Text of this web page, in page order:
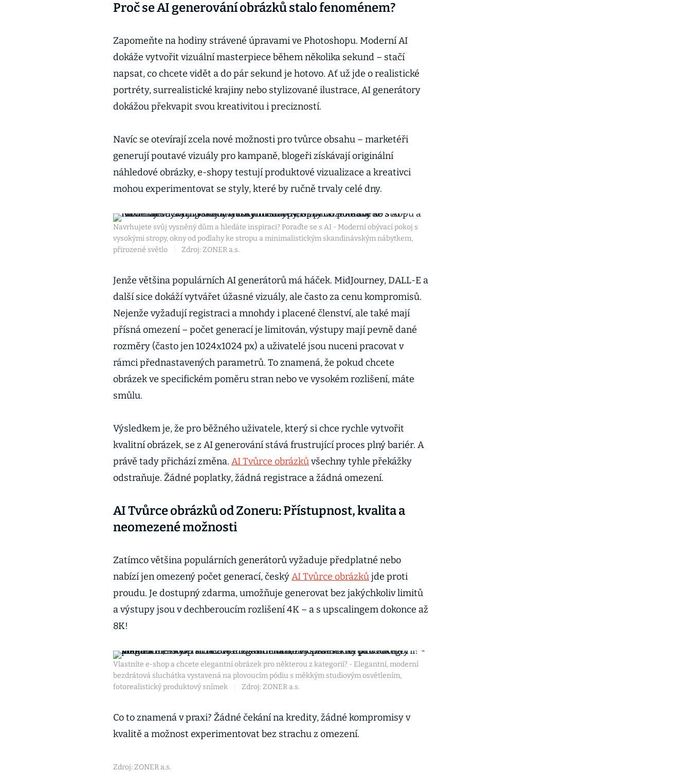
Proč se AI generování obrázků stalo fenoménem?
Zapomeňte na hodiny strávené úpravami ve Photoshopu. Moderní AI
dokáže vytvořit vizuální masterpiece během několika sekund – stačí
napsat, co chcete vidět a do pár sekund je hotovo. Ať už jde o realistické
portréty, surrealistické krajiny nebo stylizované ilustrace, AI generátory
dokážou překvapit svou kreativitou i precizností.
Navíc se otevírají zcela nové možnosti pro tvůrce obsahu – marketéři
generují poutavé vizuály pro kampaně, blogeři získávají originální
náhledové obrázky, e-shopy testují produktové vizualizace a kreativci
mohou experimentovat se styly, které by ručně trvaly celé dny.
Navrhujete svůj vysněný dům a hledáte inspiraci? Poraďte se s AI - Moderní obývací pokoj s
vysokými stropy, okny od podlahy ke stropu a minimalistickým skandinávským nábytkem,
přirozené světlo
Zdroj: ZONER a.s.
Jenže většina populárních AI generátorů má háček. MidJourney, DALL-E a
další sice dokáží vytvářet úžasné vizuály, ale často za cenu kompromisů.
Nejenže vyžadují registraci a mnohdy i placené členství, ale také mají
přísná omezení – počet generací je limitován, výstupy mají pevně dané
rozměry (často jen 1024x1024 px) a uživatelé jsou nuceni pracovat v
rámci přednastavených parametrů. To znamená, že pokud chcete
obrázek ve specifickém poměru stran nebo ve vysokém rozlišení, máte
smůlu.
Výsledkem je, že pro běžného uživatele, který si chce rychle vytvořit
kvalitní obrázek, se z AI generování stává frustrující proces plný bariér. A
právě tady přichází změna. AI Tvůrce obrázkůvšechny tyhle překážky
odstraňuje. Žádné poplatky, žádná registrace a žádná omezení.
AI Tvůrce obrázků od Zoneru: Přístupnost, kvalita a
neomezené možnosti
Zatímco většina populárních generátorů vyžaduje předplatné nebo
nabízí jen omezený počet generací, českýAI Tvůrce obrázkůjde proti
proudu. Je dostupný zdarma, umožňuje generovat bez jakýchkoliv limitů
a výstupy jsou v dechberoucím rozlišení 4K – a s upscalingem dokonce až
8K!
Vlastníte e-shop a chcete elegantní obrázek pro některou z kategorií? - Elegantní, moderní
bezdrátová sluchátka vystavená na plovoucím pódiu s měkkým studiovým osvětlením,
fotorealistický produktový snímek
Zdroj: ZONER a.s.
Co to znamená v praxi? Žádné čekání na kredity, žádné kompromisy v
kvalitě a možnost experimentovat bez strachu z omezení.
Zdroj: ZONER a.s.